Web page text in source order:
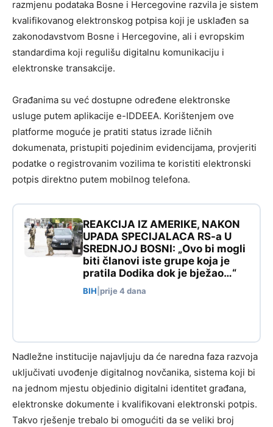
razmjenu podataka Bosne i Hercegovine razvila je sistem
kvalifikovanog elektronskog potpisa koji je usklađen sa
zakonodavstvom Bosne i Hercegovine, ali i evropskim
standardima koji regulišu digitalnu komunikaciju i
elektronske transakcije.
Građanima su već dostupne određene elektronske
usluge putem aplikacije e-IDDEEA. Korištenjem ove
platforme moguće je pratiti status izrade ličnih
dokumenata, pristupiti pojedinim evidencijama, provjeriti
podatke o registrovanim vozilima te koristiti elektronski
potpis direktno putem mobilnog telefona.
REAKCIJA IZ AMERIKE, NAKON
UPADA SPECIJALACA RS-a U
SREDNJOJ BOSNI: „Ovo bi mogli
biti članovi iste grupe koja je
pratila Dodika dok je bježao…“
BIH prije 4 dana
Nadležne institucije najavljuju da će naredna faza razvoja
uključivati uvođenje digitalnog novčanika, sistema koji bi
na jednom mjestu objedinio digitalni identitet građana,
elektronske dokumente i kvalifikovani elektronski potpis.
Takvo rješenje trebalo bi omogućiti da se veliki broj